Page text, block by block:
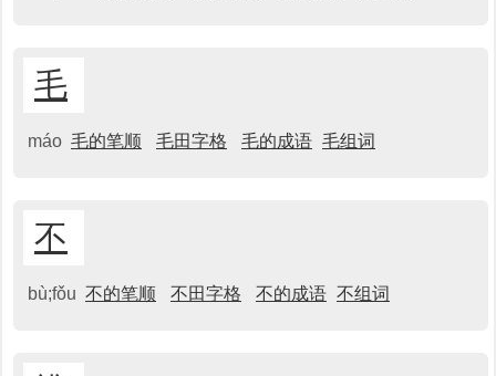
毛
máo 毛的笔顺 毛田字格 毛的成语 毛组词
不
bù;fǒu 不的笔顺 不田字格 不的成语 不组词